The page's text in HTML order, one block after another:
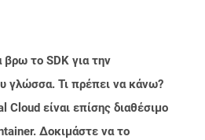
το SDK για την
γλώσσα. Τι πρέπει να κάνω?
Cloud είναι επίσης διαθέσιμο
Δοκιμάστε να το